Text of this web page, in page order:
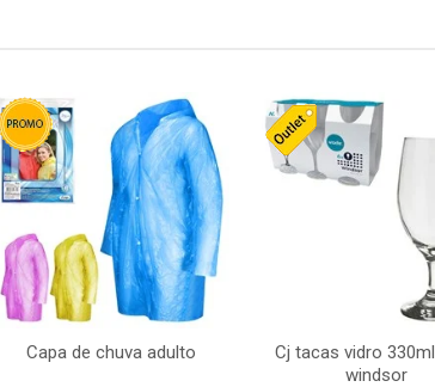
Capa de chuva adulto
Cj tacas vidro
windsor